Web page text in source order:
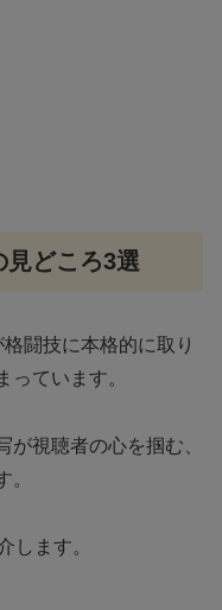
見どころ3選
闘技に本格的に取り
っています。
視聴者の心を掴む、
。
します。